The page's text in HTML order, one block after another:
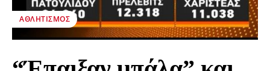
ΑΘΛΗΤΙΣΜΌΣ